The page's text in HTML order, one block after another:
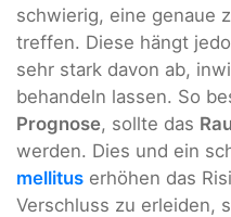
schwierig, eine genaue
treffen. Diese hängt
sehr stark davon ab,
behandeln lassen. So
Prognose, sollte das
werden. Dies und ein
mellitus erhöhen das
Verschluss zu erleiden,